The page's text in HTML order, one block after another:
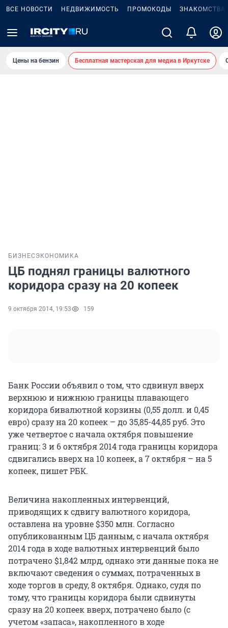
ВСЕ НОВОСТИ НЕДВИЖИМОСТЬ ПРОМОКОДЫ ЗНАКОМСТВА
Цены на бензин Бесплатная мастерская для медиа в Иркутске
БИЗНЕС ЭКОНОМИКА
ЦБ поднял границы валютного
коридора сразу на 20 копеек
9 октября 2014, 19:53 159
Банк России объявил о том, что сдвинул вверх
верхнюю и нижнюю границы плавающего
коридора бивалютной корзины (0,55 долл. и 0,45
евро) сразу на 20 копеек – до 35,85-44,85 руб. Это
уже четвертое с начала октября повышение
границ: 3 и 6 октября 2014 года границы коридора
сдвигались вверх на 10 копеек, а 7 октября – на 5
копеек, пишет РБК.
Величина накопленных интервенций,
приводящих к сдвигу валютного коридора,
оставлена на уровне $350 млн. Согласно
опубликованным ЦБ данным, с начала октября
2014 года в ходе валютных интервенций было
потрачено $1,842 млрд, однако эти данные пока не
включают сведения о суммах, потраченных в
ходе торгов в среду, 8 октября. Однако, судя по
тому, что границы коридора были сдвинуты
сразу на 20 копеек вверх, потрачено было (с
учетом «запаса», накопленного в ходе